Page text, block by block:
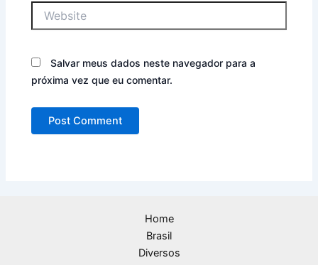
Salvar meus dados neste navegador para a
próxima vez que eu comentar.
Home
Brasil
Diversos